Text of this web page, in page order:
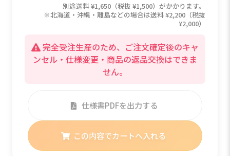
別途送料 ¥1,650（税抜 ¥1,500）がかかります。
※北海道・沖縄・離島などの場合は送料 ¥2,200（税抜
¥2,000）
完全受注生産のため、ご注文確定後のキャ
ンセル・仕様変更・商品の返品交換はできま
せん。
仕様書PDFを出力する
この内容でカートへ入れる